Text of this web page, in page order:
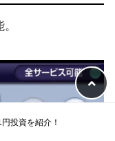
投資を紹介！